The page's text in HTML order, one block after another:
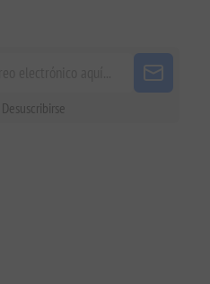
Desuscribirse